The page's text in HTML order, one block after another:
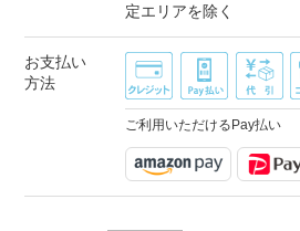
定エリアを除く
お支払い
方法
ご利用いただけるPay払い